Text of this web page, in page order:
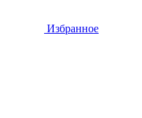
Избранное